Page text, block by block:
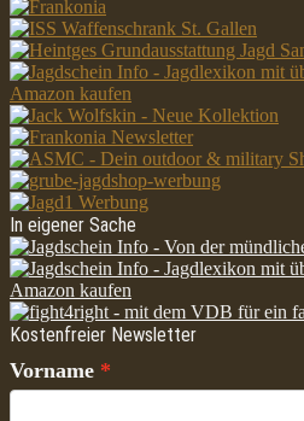
In eigener Sache
Kostenfreier Newsletter
Vorname